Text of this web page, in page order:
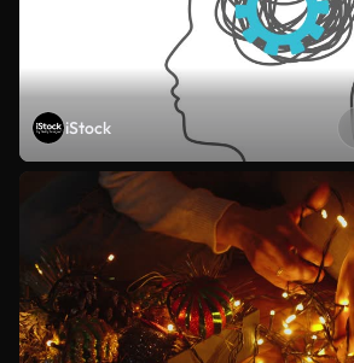
iStock